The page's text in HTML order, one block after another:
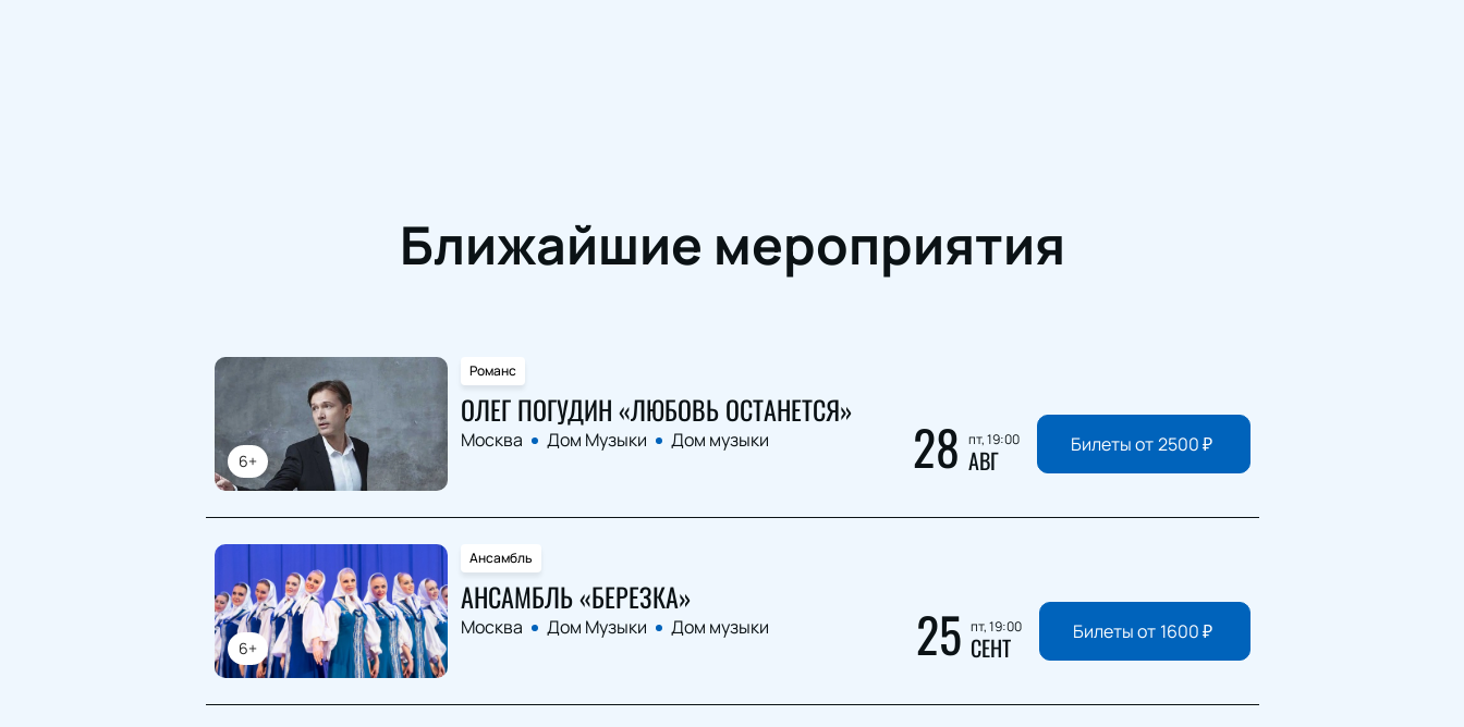
Ближайшие мероприятия
6+
Романс
ОЛЕГ ПОГУДИН «ЛЮБОВЬ ОСТАНЕТСЯ»
Москва Дом Музыки Дом музыки 28 пт, 19:00
АВГ Билеты от 2500₽
6+
Ансамбль
АНСАМБЛЬ «БЕРЕЗКА»
Москва Дом Музыки Дом музыки 25 пт, 19:00
СЕНТ Билеты от 1600₽